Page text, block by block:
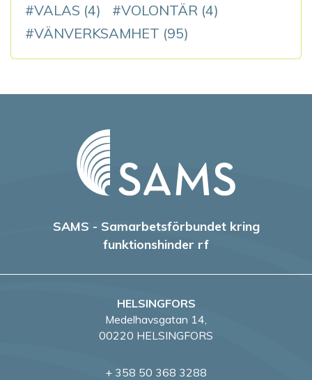
VALAS (4) VOLONTÄR (4)
VÄNVERKSAMHET (95)
SAMS - Samarbetsförbundet kring
funktionshinder rf
HELSINGFORS
Medelhavsgatan 14,
00220 HELSINGFORS
+ 358 50 368 3288